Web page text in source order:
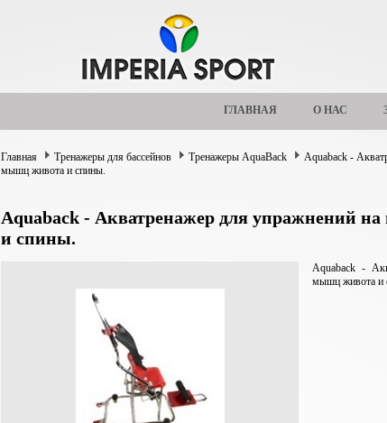
ГЛАВНАЯ О НАС
Главная Тренажеры для бассейнов Тренажеры AquaBack
Aquaback -
мышц живота и спины.
Aquaback - Акватренажер для упражнений
и спины.
Aquaback -
мышц живота и